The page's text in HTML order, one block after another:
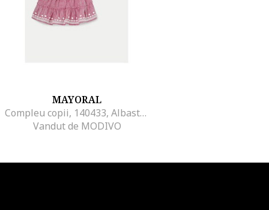
MAYORAL
Compleu copii, 140433, Albastru/Alb, Bumbac,
Vandut de MODIVO